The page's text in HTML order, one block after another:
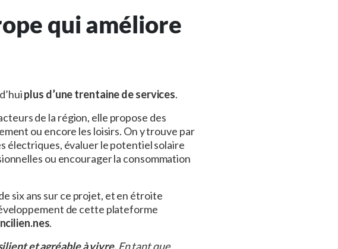
qui améliore
plus d’une trentaine de services.
de la région, elle propose des
ou encore les loisirs. On y trouve par
électriques, évaluer le potentiel solaire
ou encourager la consommation
six ans sur ce projet, et en étroite
de cette plateforme
.
et agréable à vivre. En tant que